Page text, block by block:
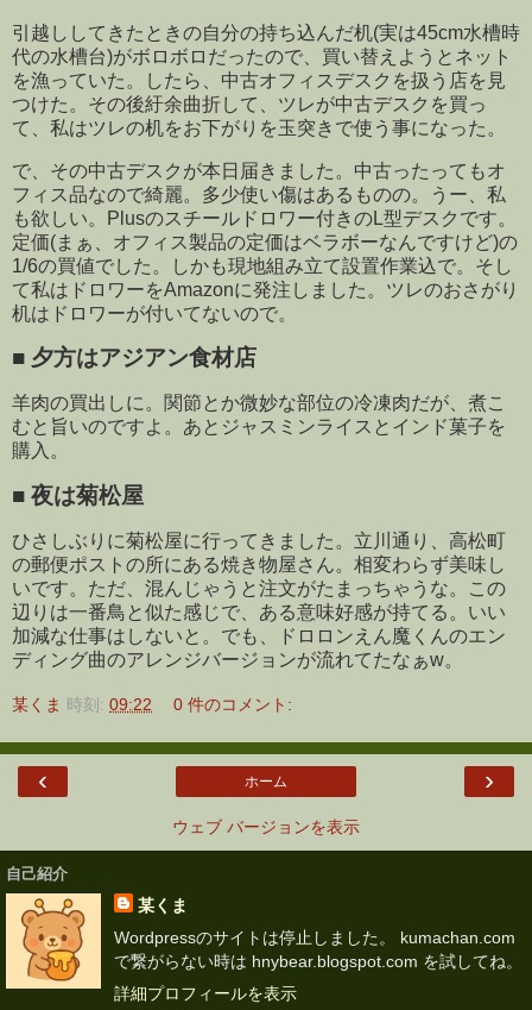
引越ししてきたときの自分の持ち込んだ机(実は45cm水槽時
代の水槽台)がボロボロだったので、買い替えようとネット
を漁っていた。したら、中古オフィスデスクを扱う店を見
つけた。その後紆余曲折して、ツレが中古デスクを買っ
て、私はツレの机をお下がりを玉突きで使う事になった。
で、その中古デスクが本日届きました。中古ったってもオ
フィス品なので綺麗。多少使い傷はあるものの。うー、私
も欲しい。Plusのスチールドロワー付きのL型デスクです。
定価(まぁ、オフィス製品の定価はベラボーなんですけど)の
1/6の買値でした。しかも現地組み立て設置作業込で。そし
て私はドロワーをAmazonに発注しました。ツレのおさがり
机はドロワーが付いてないので。
■ 夕方はアジアン食材店
羊肉の買出しに。関節とか微妙な部位の冷凍肉だが、煮こ
むと旨いのですよ。あとジャスミンライスとインド菓子を
購入。
■ 夜は菊松屋
ひさしぶりに菊松屋に行ってきました。立川通り、高松町
の郵便ポストの所にある焼き物屋さん。相変わらず美味し
いです。ただ、混んじゃうと注文がたまっちゃうな。この
辺りは一番鳥と似た感じで、ある意味好感が持てる。いい
加減な仕事はしないと。でも、ドロロンえん魔くんのエン
ディング曲のアレンジバージョンが流れてたなぁw。
某くま 時刻: 09:22 0 件のコメント:
‹ ›
ホーム
ウェブ バージョンを表示
自己紹介
某くま
Wordpressのサイトは停止しました。 kumachan.com
で繋がらない時は hnybear.blogspot.com を試してね。
詳細プロフィールを表示